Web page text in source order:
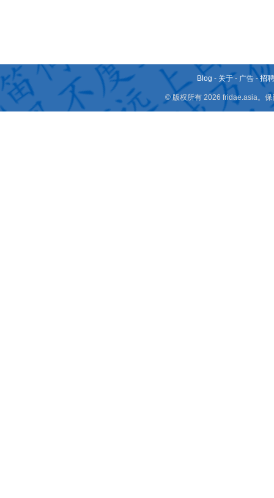
Blog - 关于 - 广告 -招
© 版权所有 2026 fridae.asia。